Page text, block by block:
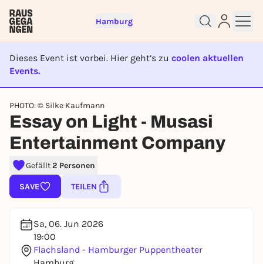
Hamburg
Dieses Event ist vorbei. Hier geht’s zu coolen aktuellen
Events.
EVENT IST BEENDET
PHOTO: © Silke Kaufmann
Essay on Light - Musasi
Entertainment Company
Gefällt2 Personen
SAVE TEILEN
Sa, 06. Jun 2026
19:00
Flachsland - Hamburger Puppentheater
Sign up for free and get started
right away
To like events, follow pages, or participate in
lotteries, you need a free Rausgegangen account.
REGISTER FOR FREE NOW
You already have an account?